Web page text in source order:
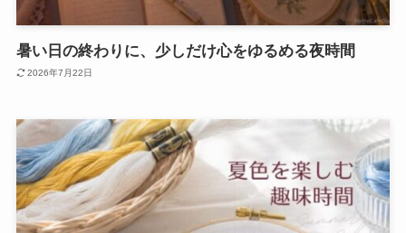
暑い日の終わりに、少しだけ心をゆるめる夜時間
2026年7月22日